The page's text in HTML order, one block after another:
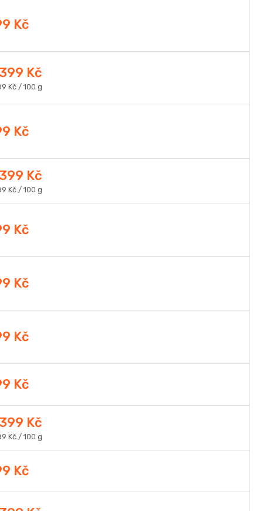
Kč
Kč
Kč / 100 g
Kč
Kč
Kč / 100 g
Kč
Kč
Kč
Kč
Kč
Kč / 100 g
Kč